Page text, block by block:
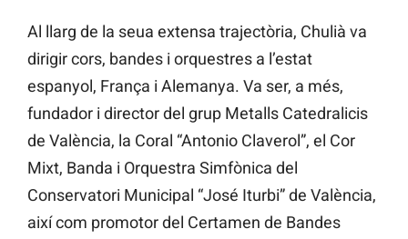
Al llarg de la seua extensa trajectòria, Chulià va
dirigir cors, bandes i orquestres a l’estat
espanyol, França i Alemanya. Va ser, a més,
fundador i director del grup Metalls Catedralicis
de València, la Coral “Antonio Claverol”, el Cor
Mixt, Banda i Orquestra Simfònica del
Conservatori Municipal “José Iturbi” de València,
així com promotor del Certamen de Bandes